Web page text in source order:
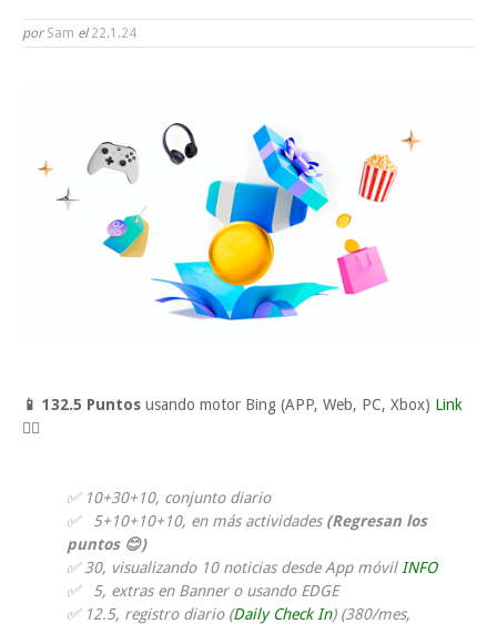
por Sam el22.1.24
📱 132.5 Puntos usando motor Bing (APP, Web, PC, Xbox) Link
👈🏼
✅ 10+30+10, conjunto diario
✅ 5+10+10+10, en más actividades (Regresan los
puntos 😊)
✅ 30, visualizando 10 noticias desde App móvil INFO
✅ 5, extras en Banner o usando EDGE
✅ 12.5, registro diario (Daily Check In) (380/mes,